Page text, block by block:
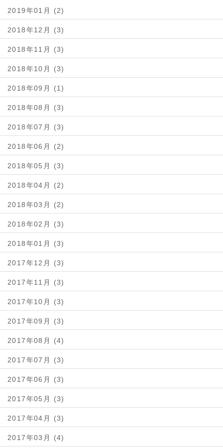
2019年01月 (2)
2018年12月 (3)
2018年11月 (3)
2018年10月 (3)
2018年09月 (1)
2018年08月 (3)
2018年07月 (3)
2018年06月 (2)
2018年05月 (3)
2018年04月 (2)
2018年03月 (2)
2018年02月 (3)
2018年01月 (3)
2017年12月 (3)
2017年11月 (3)
2017年10月 (3)
2017年09月 (3)
2017年08月 (4)
2017年07月 (3)
2017年06月 (3)
2017年05月 (3)
2017年04月 (3)
2017年03月 (4)